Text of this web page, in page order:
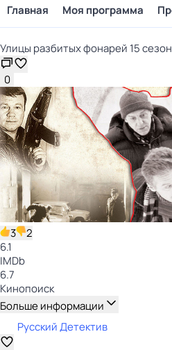
Главная Моя программа
Улицы разбитых фонарей 15
0
3
2
6.1
IMDb
6.7
Кинопоиск
Больше информации
Русский Детектив